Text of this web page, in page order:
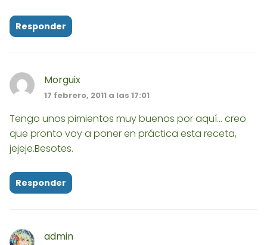
Responder
Morguix
17 febrero, 2011 a las 17:01
Tengo unos pimientos muy buenos por aquí... creo
que pronto voy a poner en práctica esta receta,
jejeje.Besotes.
Responder
admin